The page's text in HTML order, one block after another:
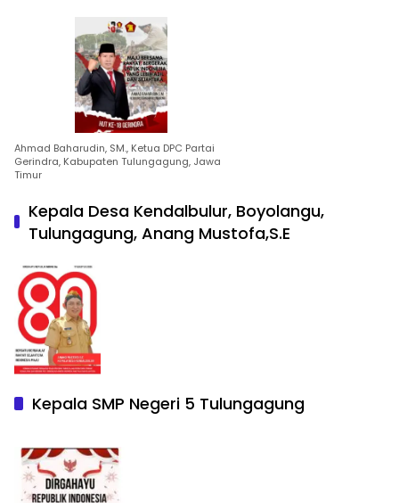
Ahmad Baharudin, SM., Ketua DPC Partai
Gerindra, Kabupaten Tulungagung, Jawa
Timur
Kepala Desa Kendalbulur, Boyolangu,
Tulungagung, Anang Mustofa,S.E
Kepala SMP Negeri 5 Tulungagung